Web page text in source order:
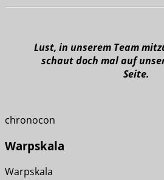
Lust, in unserem Team
schaut doch mal auf
Seite.
chronocon
Warpskala
Warpskala